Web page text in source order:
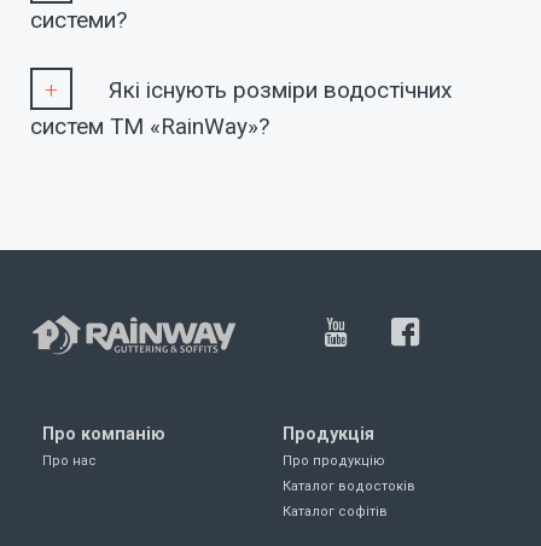
системи?
Які існують розміри водостічних
систем ТМ «RainWay»?
Про компанію
Про нас
Продукція
Про продукцію
Каталог водостоків
Каталог софітів